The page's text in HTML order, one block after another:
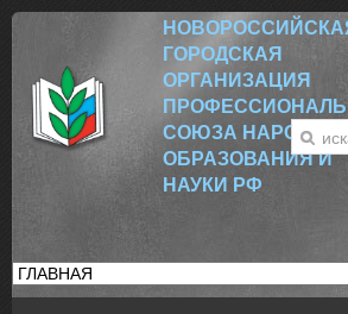
НОВОРОССИЙСК
ГОРОДСКАЯ
ОРГАНИЗАЦИЯ
СОЮЗА
ОБРАЗОВАНИЯ И
НАУКИ РФ